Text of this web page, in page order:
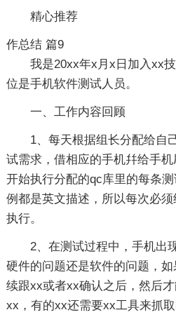
精心推荐
作总结 篇9
我是20xx年x月x日加入xx
位是手机软件测试人员。
一、工作内容回顾
1、每天根据组长分配给自
试需求，借相应的手机幷给手
开始执行分配的qc库里的每条
例都是英文描述，所以每次必
执行。
2、在测试过程中，手机出
硬件的问题还是软件的问题，
续跟xx或者xx确认之后，然后
xx，有的xx还需要xx工具来抓